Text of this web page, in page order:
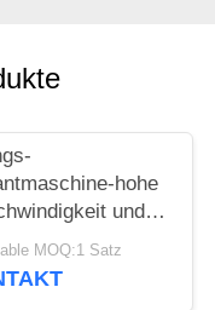
hohe
und
Helligkeit der
Präzision
MOQ:1 Satz